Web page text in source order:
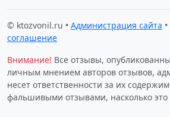
© ktozvonil.ru • Администрация сайта •
соглашение
Внимание! Все отзывы,
личным мнением авторов отзывов,
несет ответственности за их
фальшивыми отзывами, насколько